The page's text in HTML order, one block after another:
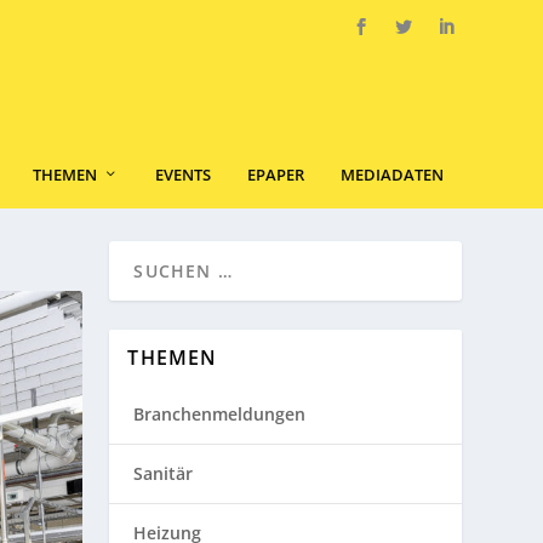
THEMEN EVENTS EPAPER MEDIADATEN
THEMEN
Branchenmeldungen
Sanitär
Heizung